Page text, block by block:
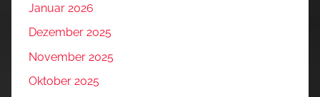
Januar 2026
Dezember 2025
November 2025
Oktober 2025